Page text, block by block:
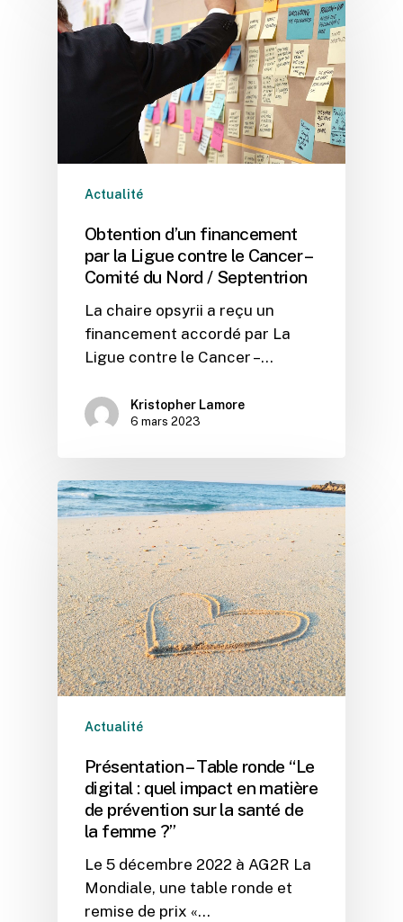
Actualité
Obtention d’un financement
par la Ligue contre le Cancer –
Comité du Nord / Septentrion
La chaire opsyrii a reçu un
financement accordé par La
Ligue contre le Cancer –…
Kristopher Lamore
6 mars 2023
Actualité
Présentation – Table ronde “Le
digital : quel impact en matière
de prévention sur la santé de
la femme ?”
Le 5 décembre 2022 à AG2R La
Mondiale, une table ronde et
remise de prix «…